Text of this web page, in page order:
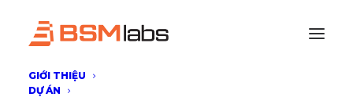
GIỚI THIỆU
DỰ ÁN